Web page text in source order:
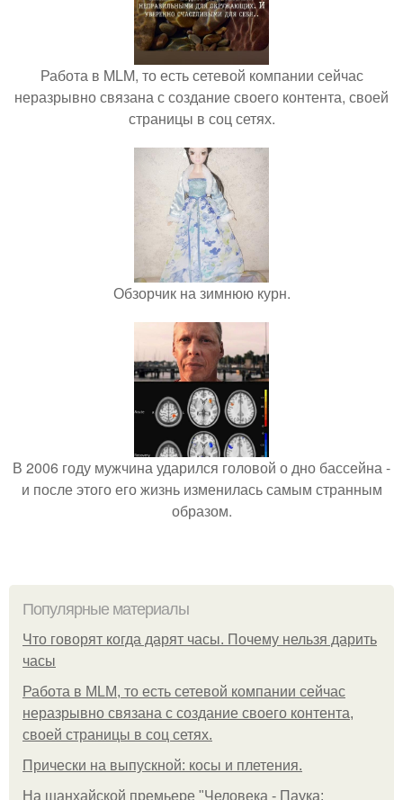
Работа в MLM, то есть сетевой компании сейчас
неразрывно связана с создание своего контента, своей
страницы в соц сетях.
Обзорчик на зимнюю курн.
В 2006 году мужчина ударился головой о дно бассейна -
и после этого его жизнь изменилась самым странным
образом.
Популярные материалы
Что говорят когда дарят часы. Почему нельзя дарить
часы
Работа в MLM, то есть сетевой компании сейчас
неразрывно связана с создание своего контента,
своей страницы в соц сетях.
Прически на выпускной: косы и плетения.
На шанхайской премьере "Человека - Паука: